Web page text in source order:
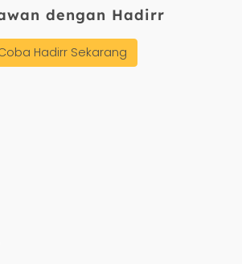
dengan Hadirr
Hadirr Sekarang